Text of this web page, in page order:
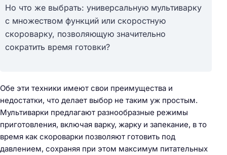
Но что же выбрать: универсальную мультиварку
с множеством функций или скоростную
скороварку, позволяющую значительно
сократить время готовки?
Обе эти техники имеют свои преимущества и
недостатки, что делает выбор не таким уж простым.
Мультиварки предлагают разнообразные режимы
приготовления, включая варку, жарку и запекание, в то
время как скороварки позволяют готовить под
давлением, сохраняя при этом максимум питательных